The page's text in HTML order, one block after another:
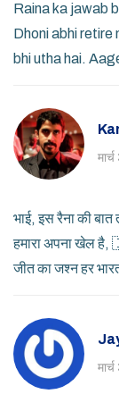
Raina ka jawab
Dhoni abhi retire
bhi utha hai.
भाई, इस रैना की
हमारा अपना खेल
जीत का जश्न हर